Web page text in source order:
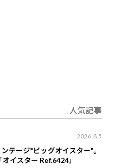
人気記事
2026.8.5
テージ"ビッグオイスター"。
イスター Ref.6424」